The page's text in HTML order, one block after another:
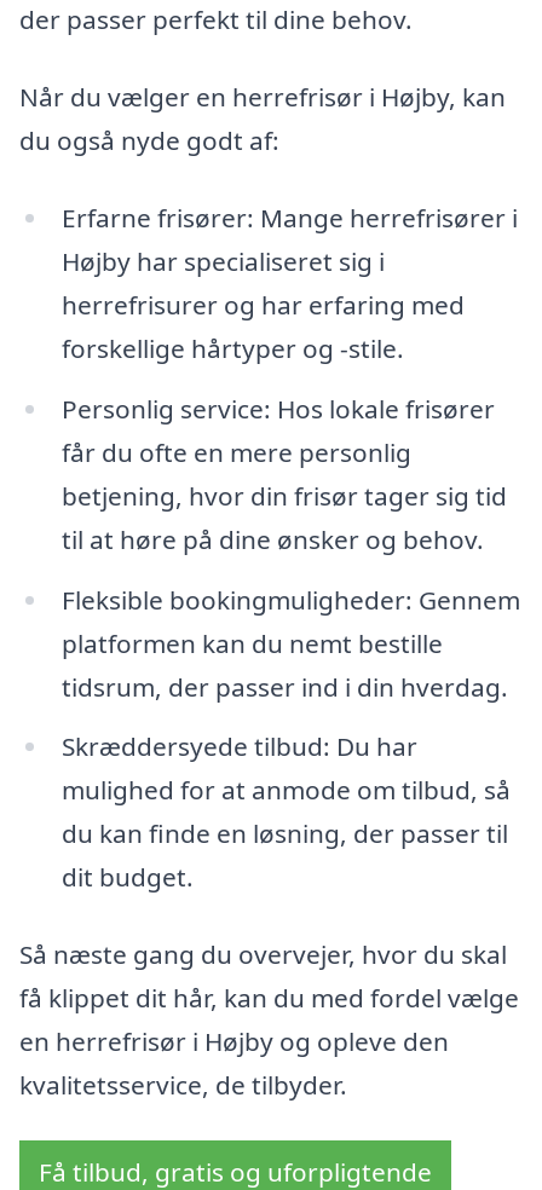
der passer perfekt til dine behov.
Når du vælger en herrefrisør i Højby, kan
du også nyde godt af:
Erfarne frisører: Mange herrefrisører i
Højby har specialiseret sig i
herrefrisurer og har erfaring med
forskellige hårtyper og -stile.
Personlig service: Hos lokale frisører
får du ofte en mere personlig
betjening, hvor din frisør tager sig tid
til at høre på dine ønsker og behov.
Fleksible bookingmuligheder: Gennem
platformen kan du nemt bestille
tidsrum, der passer ind i din hverdag.
Skræddersyede tilbud: Du har
mulighed for at anmode om tilbud, så
du kan finde en løsning, der passer til
dit budget.
Så næste gang du overvejer, hvor du skal
få klippet dit hår, kan du med fordel vælge
en herrefrisør i Højby og opleve den
kvalitetsservice, de tilbyder.
Få tilbud, gratis og uforpligtende